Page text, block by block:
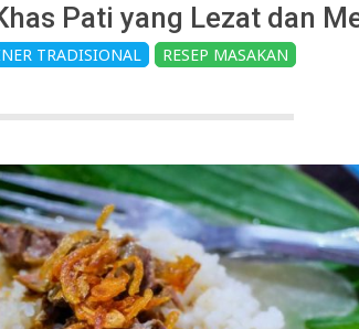
Pati yang Lezat dan
TRADISIONAL RESEP MASAKAN